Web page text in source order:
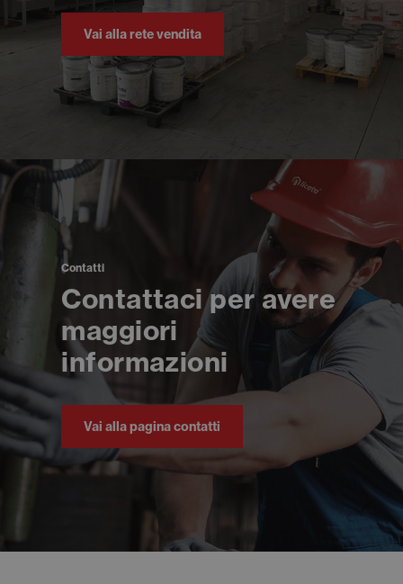
Vai alla rete vendita
Contatti
Contattaci per avere
maggiori
informazioni
Vai alla pagina contatti